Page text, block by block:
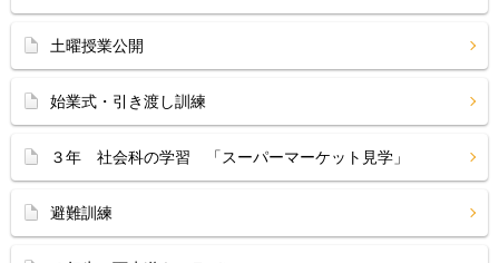
土曜授業公開
始業式・引き渡し訓練
３年 社会科の学習 「スーパーマーケット見学」
避難訓練